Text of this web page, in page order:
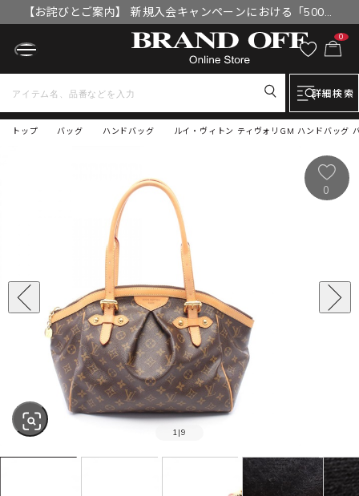
【お詫びとご案内】 新規入会キャンペーンにおける「500円
OFFクーポン」付与漏れと補填について
0
詳細検索
トップ ルイ・ヴィトン ティヴォリGM ハンドバッグ
バッグ ハンドバッグ
1 |9
0